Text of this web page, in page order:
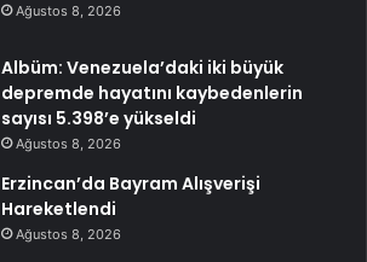
Ağustos 8, 2026
Albüm: Venezuela’daki iki büyük
depremde hayatını kaybedenlerin
sayısı 5.398’e yükseldi
Ağustos 8, 2026
Erzincan’da Bayram Alışverişi
Hareketlendi
Ağustos 8, 2026